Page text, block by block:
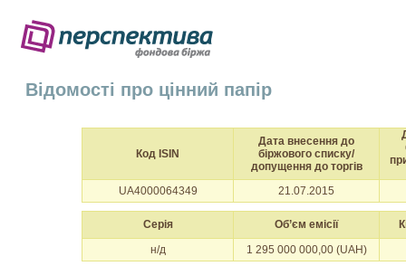
Відомості про цінний папір
Код ISIN
Дата внесення до
біржового списку/
допущення до торгів
UA4000064349 21.07.2015
Серія Об’єм емісії
н/д
1 295 000 000,00 (UAH)